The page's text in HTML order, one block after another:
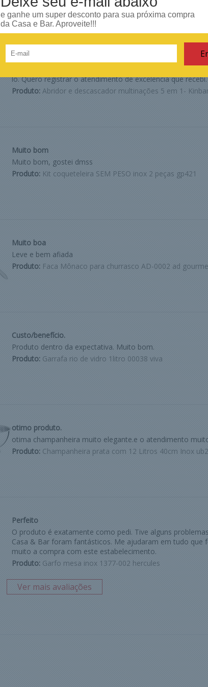
e ganhe um super desconto para sua próxima compra
da Casa e Bar. Aproveite!!!
Produto de excelente qualidade!
Já conhecia o produto e precisava de outro para minha
lo. Quero registrar o atendimento de excelência que
Produto:Abridor e descascador multinações 5 em 1-
Muito bom
Muito bom, gostei dmss
Produto:Kit coqueteleira SEM PESO inox 2 peças gp421
Muito boa
Leve e bem afiada
Produto:Faca Mônaco para churrasco AD-0002 ad
Custo/benefício.
Produto dentro da expectativa. Muito bom.
Produto:Garrafa rio de vidro 1litro 00038 viva
otimo produto.
otima champanheira muito elegante.e o atendimento
Produto:Champanheira prata com 12 Litros 40cm Inox
Perfeito
O produto é exatamente como pedi. Tive alguns
Casa & Bar foram fantásticos. Me ajudaram em tudo que
muito a compra com este estabelecimento.
Produto:Garfo mesa inox 1377-002 hercules
Ver mais avaliações